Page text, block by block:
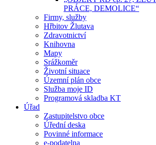
PRÁCE, DEMOLICE“
Firmy, služby
Hřbitov Žlutava
Zdravotnictví
Knihovna
Mapy
Srážkoměr
Životní situace
Územní plán obce
Služba moje ID
Programová skladba KT
Úřad
Zastupitelstvo obce
Úřední deska
Povinné informace
e-podatelna